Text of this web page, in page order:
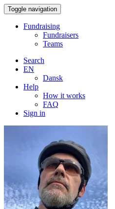
Toggle navigation
Fundraising
Fundraisers
Teams
Search
EN
Dansk
Help
How it works
FAQ
Sign in